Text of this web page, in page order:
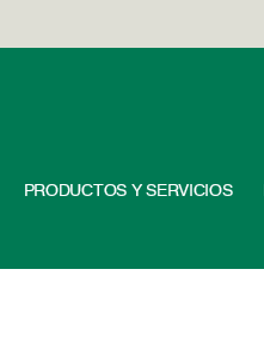
PRODUCTOS Y SERVICIOS